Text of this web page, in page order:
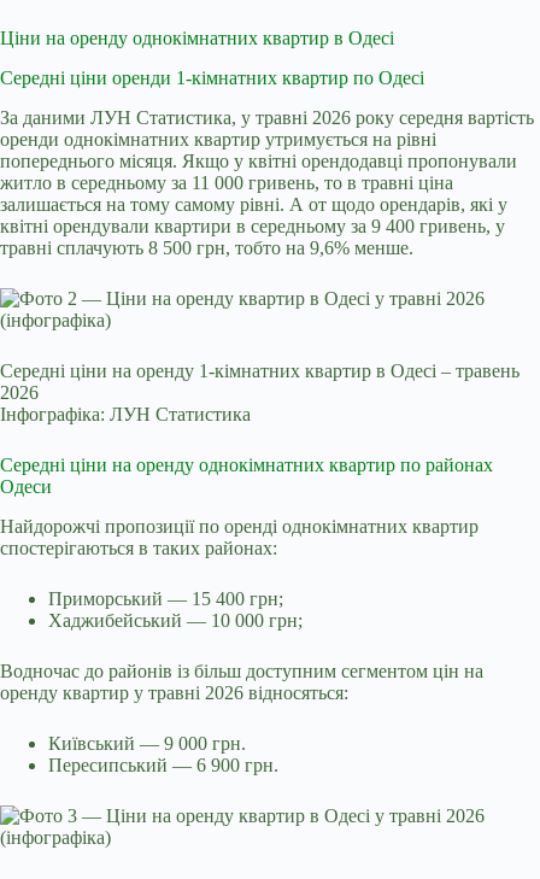
Ціни на оренду однокімнатних квартир в Одесі
Середні ціни оренди 1-кімнатних квартир по Одесі
За даними ЛУН Статистика, у травні 2026 року середня вартість
оренди однокімнатних квартир утримується на рівні
попереднього місяця. Якщо у квітні орендодавці пропонували
житло в середньому за 11 000 гривень, то в травні ціна
залишається на тому самому рівні. А от щодо орендарів, які у
квітні орендували квартири в середньому за 9 400 гривень, у
травні сплачують 8 500 грн, тобто на 9,6% менше.
Середні ціни на оренду 1-кімнатних квартир в Одесі – травень
2026
Інфографіка: ЛУН Статистика
Середні ціни на оренду однокімнатних квартир по районах
Одеси
Найдорожчі пропозиції по оренді однокімнатних квартир
спостерігаються в таких районах:
Приморський — 15 400 грн;
Хаджибейський — 10 000 грн;
Водночас до районів із більш доступним сегментом цін на
оренду квартир у травні 2026 відносяться:
Київський — 9 000 грн.
Пересипський — 6 900 грн.